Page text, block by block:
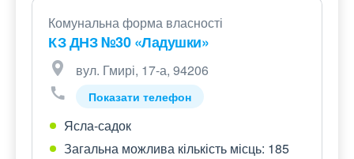
Комунальна форма власності
КЗ ДНЗ №30 «Ладушки»
вул. Гмирі, 17-а, 94206
Показати телефон
Ясла-садок
Загальна можлива кількість місць: 185